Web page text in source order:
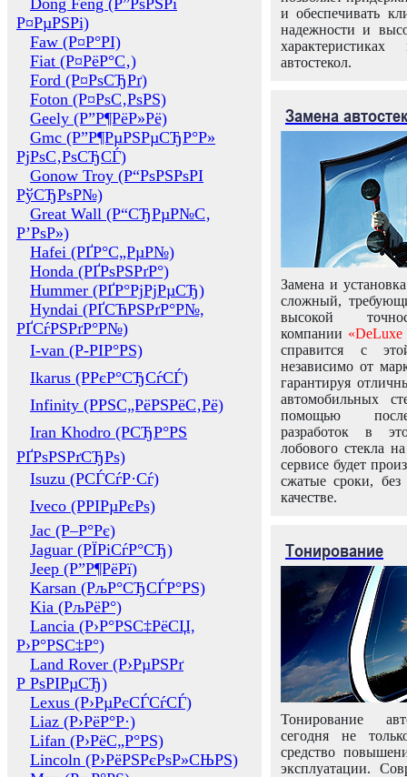
Dong Feng (Р”РѕРЅРі
Р¤РµРЅРі)
Faw (Р¤Р°РІ)
Fiat (Р¤РёР°С‚)
Ford (Р¤РѕСЂРґ)
Foton (Р¤РѕС‚РѕРЅ)
Geely (Р”Р¶РёР»Рё)
Gmc (Р”Р¶РµРЅРµСЂР°Р»
РјРѕС‚РѕСЂСЃ)
Gonow Troy (Р“РѕРЅРѕРІ
РўСЂРѕР№)
Great Wall (Р“СЂРµР№С‚
Р’РѕР»)
Hafei (РҐР°С„РµР№)
Honda (РҐРѕРЅРґР°)
Hummer (РҐР°РјРјРµСЂ)
Hyndai (РҐСЋРЅРґР°Р№,
РҐСѓРЅРґР°Р№)
I-van (Р-РІР°РЅ)
Ikarus (РРєР°СЂСѓСЃ)
Infinity (РРЅС„РёРЅРёС‚Рё)
Iran Khodro (РСЂР°РЅ
РҐРѕРЅРґСЂРѕ)
Isuzu (РСЃСѓР·Сѓ)
Iveco (РРІРµРєРѕ)
Jac (Р–Р°Рє)
Jaguar (РЇРіСѓР°СЂ)
Jeep (Р”Р¶РёРї)
Karsan (РљР°СЂСЃР°РЅ)
Kia (РљРёР°)
Lancia (Р›Р°РЅС‡РёСЏ,
Р›Р°РЅС‡Р°)
Land Rover (Р›РµРЅРґ
Р РѕРІРµСЂ)
Lexus (Р›РµРєСЃСѓСЃ)
Liaz (Р›РёР°Р·)
Lifan (Р›РёС„Р°РЅ)
Lincoln (Р›РёРЅРєРѕР»СЊРЅ)
и обеспечивать
надежности и
автостекол.
Замена
Замена и
сложный,
высокой
компании «DeLuxe
справится с
независимо от
гарантируя
автомобильных
помощью
разработок в
лобового стекла
сервисе будет
сжатые сроки,
качестве.
Тонирование
Тонирование
сегодня не
средство
эксплуатации.